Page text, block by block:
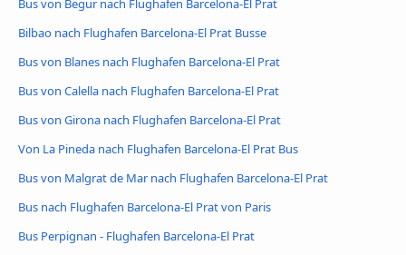
Bus von Begur nach Flughafen Barcelona-El Prat
Bilbao nach Flughafen Barcelona-El Prat Busse
Bus von Blanes nach Flughafen Barcelona-El Prat
Bus von Calella nach Flughafen Barcelona-El Prat
Bus von Girona nach Flughafen Barcelona-El Prat
Von La Pineda nach Flughafen Barcelona-El Prat Bus
Bus von Malgrat de Mar nach Flughafen Barcelona-El Prat
Bus nach Flughafen Barcelona-El Prat von Paris
Bus Perpignan - Flughafen Barcelona-El Prat